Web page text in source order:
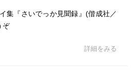
集『さいでっか見聞録』(偕成社／
ぞ
詳細をみる